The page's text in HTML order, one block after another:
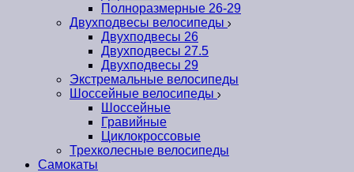
Полноразмерные 26-29
Двухподвесы велосипеды
Двухподвесы 26
Двухподвесы 27.5
Двухподвесы 29
Экстремальные велосипеды
Шоссейные велосипеды
Шоссейные
Гравийные
Циклокроссовые
Трехколесные велосипеды
Самокаты